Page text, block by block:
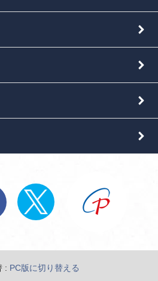
: PC版に切り替える